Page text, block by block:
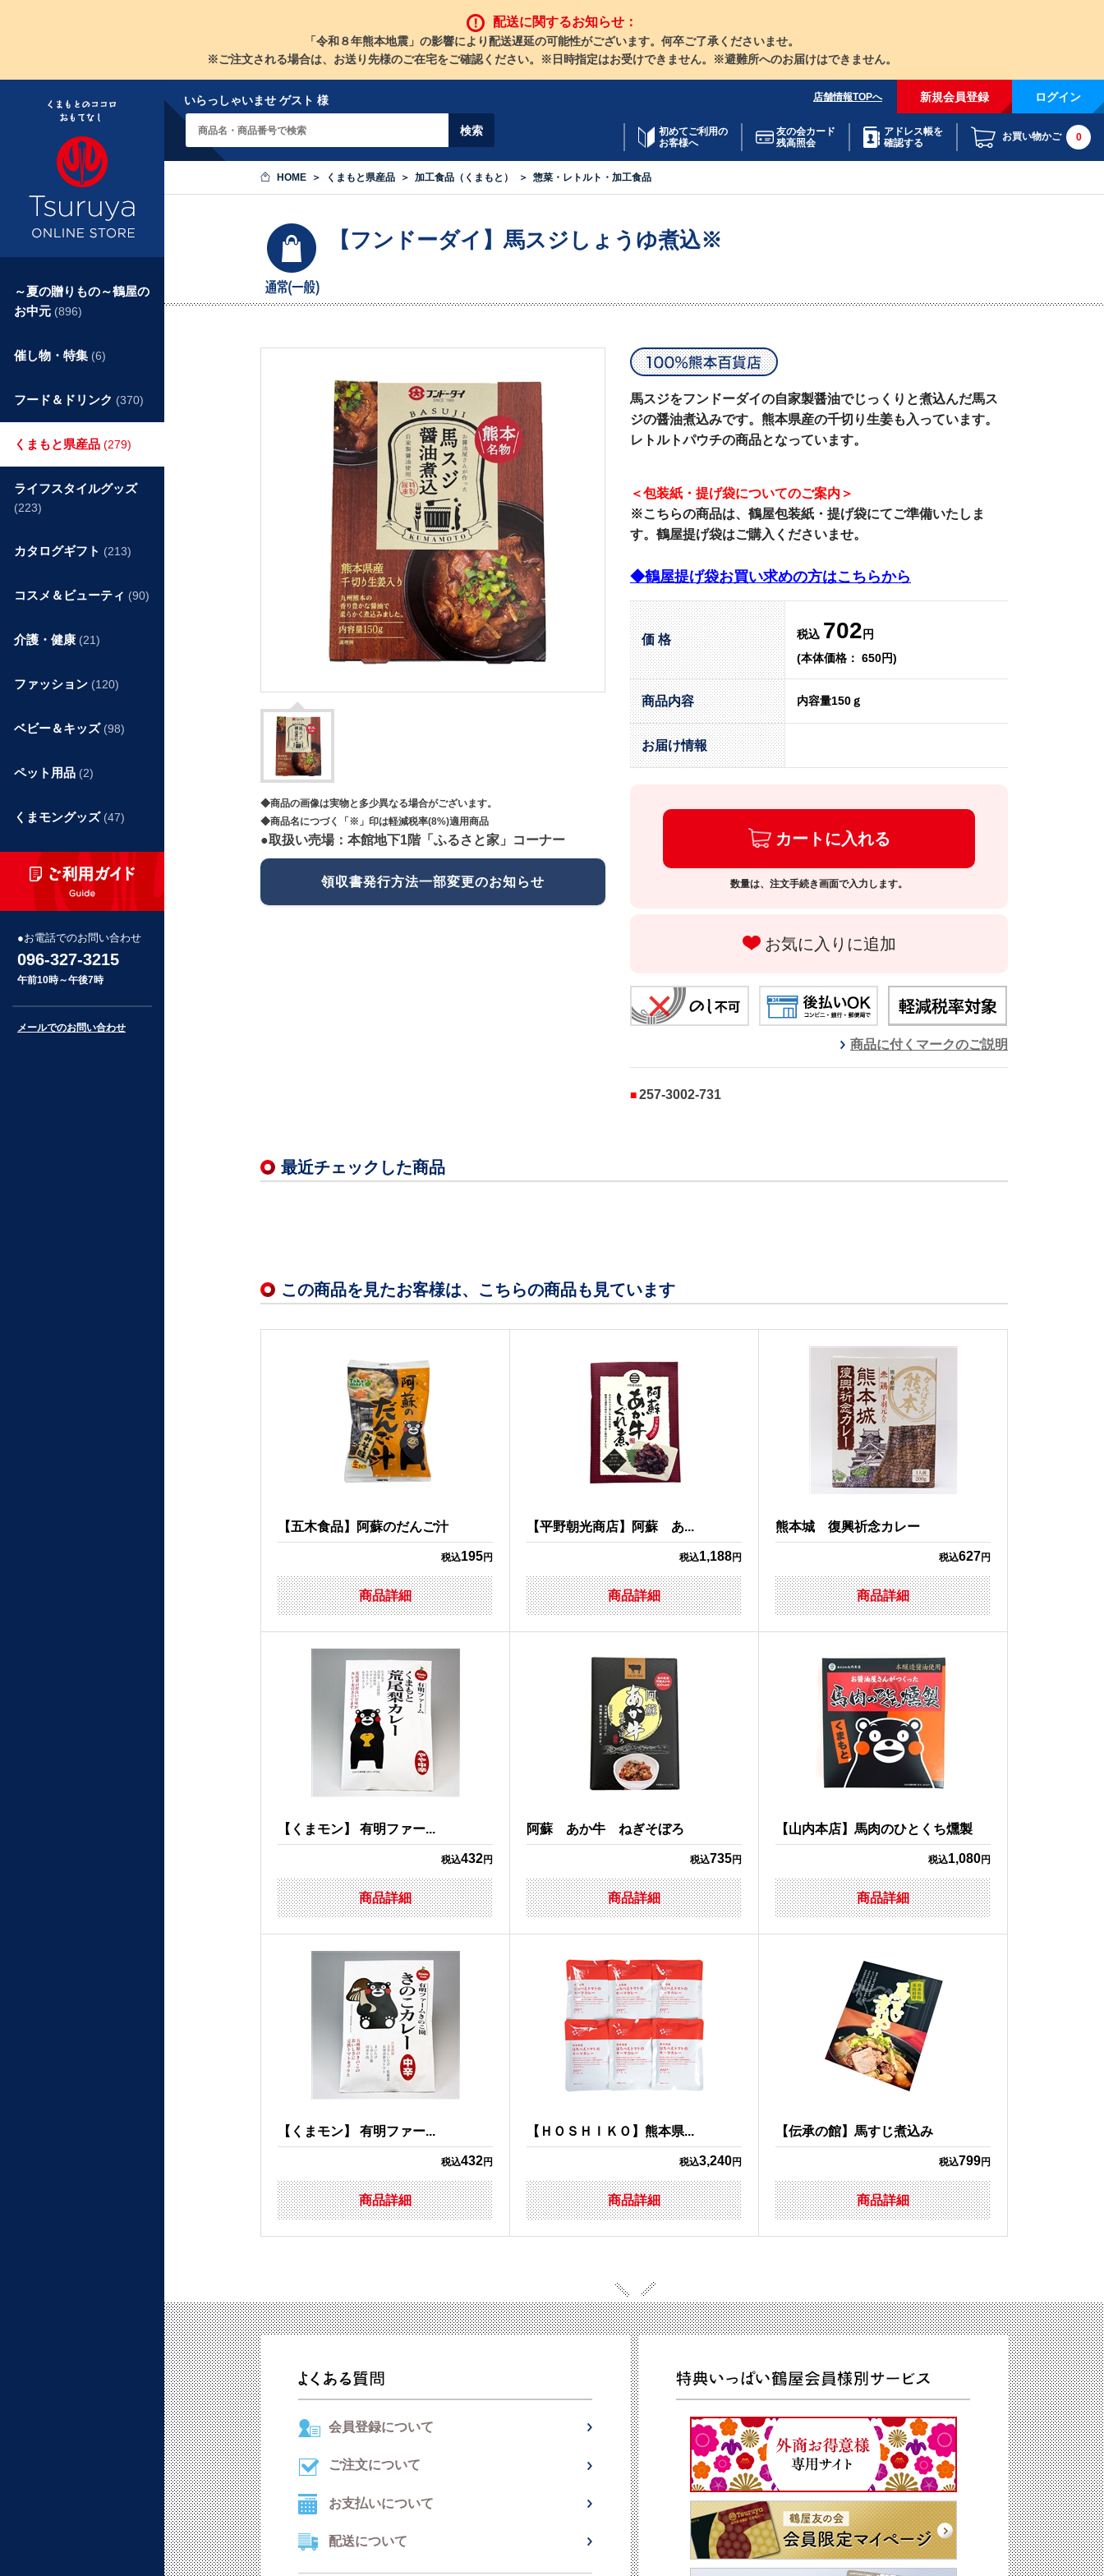
配送に関するお知らせ：
「令和８年熊本地震」の影響により配送遅延の可能性がございます。何卒ご了承くださいませ。
※ご注文される場合は、お送り先様のご在宅をご確認ください。※日時指定はお受けできません。※避難所へのお届けはできません。
いらっしゃいませ ゲスト 様 店舗情報TOPへ 新規会員登録 ログイン
初めてご利用の
お客様へ
友の会カード
残高照会
アドレス帳を
確認する
お買い物かご 0
HOME くまもと県産品 加工食品（くまもと） 惣菜・レトルト・加工食品
【フンドーダイ】馬スジしょうゆ煮込※
◆商品の画像は実物と多少異なる場合がございます。
◆商品名につづく「※」印は軽減税率(8%)適用商品
●取扱い売場：本館地下1階「ふるさと家」コーナー
領収書発行方法一部変更のお知らせ
馬スジをフンドーダイの自家製醤油でじっくりと煮込んだ馬ス
ジの醤油煮込みです。熊本県産の千切り生姜も入っています。
レトルトパウチの商品となっています。
＜包装紙・提げ袋についてのご案内＞
※こちらの商品は、 鶴屋包装紙・提げ袋にてご準備いたしま
す。鶴屋提げ袋はご購入くださいませ。
◆鶴屋提げ袋お買い求めの方はこちらから
価 格 税込 702 円
(本体価格： 650円)
商品内容 内容量150ｇ
お届け情報
カートに入れる
数量は、注文手続き画面で入力します。
お気に入りに追加
商品に付くマークのご説明
257-3002-731
最近チェックした商品
この商品を見たお客様は、こちらの商品も見ています
【五木食品】阿蘇のだんご汁
税込195円
商品詳細
【平野朝光商店】阿蘇 あ...
税込1,188円
商品詳細
熊本城 復興祈念カレー
税込627円
商品詳細
【くまモン】 有明ファー...
税込432円
商品詳細
阿蘇 あか牛 ねぎそぼろ
税込735円
商品詳細
【山内本店】馬肉のひとくち燻製
税込1,080円
商品詳細
【くまモン】 有明ファー...
税込432円
商品詳細
【ＨＯＳＨＩＫＯ】熊本県...
税込3,240円
商品詳細
【伝承の館】馬すじ煮込み
税込799円
商品詳細
～夏の贈りもの～鶴屋の
お中元 (896)
催し物・特集 (6)
フード＆ドリンク (370)
くまもと県産品 (279)
ライフスタイルグッズ
(223)
カタログギフト (213)
コスメ＆ビューティ (90)
介護・健康 (21)
ファッション (120)
ベビー＆キッズ (98)
ペット用品 (2)
くまモングッズ (47)
お電話でのお問い合わせ
096-327-3215
午前10時～午後7時
メールでのお問い合わせ
会員登録について
ご注文について
お支払いについて
配送について